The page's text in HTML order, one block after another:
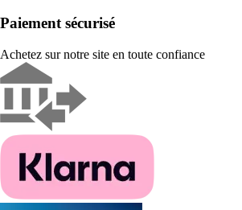
Paiement sécurisé
Achetez sur notre site en toute confiance